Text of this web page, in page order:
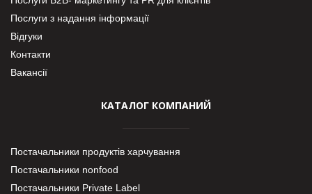
Послуги з надання інформації
Відгуки
Контакти
Вакансії
КАТАЛОГ КОМПАНИЙ
Постачальники продуктів харчування
Постачальники nonfood
Постачальники Private Label